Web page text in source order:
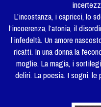
L’incostanza, i capricci, lo
l’incoerenza, l’atonia, il
l’infedeltà. Un amore
ricatti. In una donna la
moglie. La magia, i
deliri. La poesia. I sogni,